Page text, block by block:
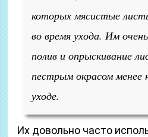
которых мясистые
во время ухода. Им
полив и опрыскивание
пестрым окрасом
уходе.
Их довольно часто